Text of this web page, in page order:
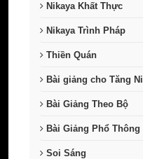
Nikaya Khất Thực
Nikaya Trình Pháp
Thiền Quán
Bài giảng cho Tăng Ni
Bài Giảng Theo Bộ
Bài Giảng Phổ Thông
Soi Sáng